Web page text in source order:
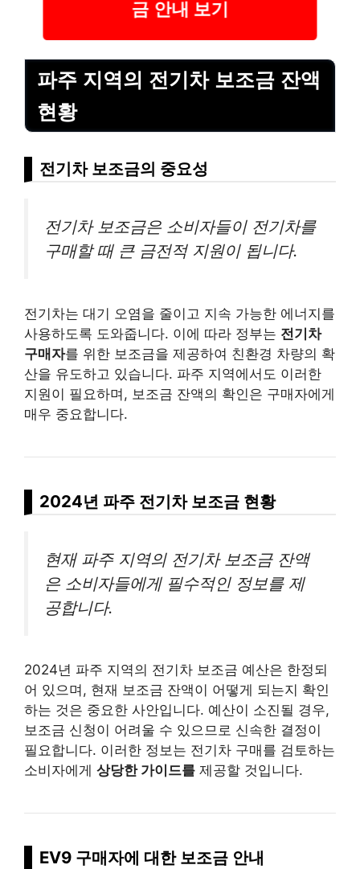
금 안내 보기
파주 지역의 전기차 보조금 잔액
현황
전기차 보조금의 중요성
전기차 보조금은 소비자들이 전기차를
구매할 때 큰 금전적 지원이 됩니다.
전기차는 대기 오염을 줄이고 지속 가능한 에너지를
사용하도록 도와줍니다. 이에 따라 정부는 전기차
구매자를 위한 보조금을 제공하여 친환경 차량의 확
산을 유도하고 있습니다. 파주 지역에서도 이러한
지원이 필요하며, 보조금 잔액의 확인은 구매자에게
매우 중요합니다.
2024년 파주 전기차 보조금 현황
현재 파주 지역의 전기차 보조금 잔액
은 소비자들에게 필수적인 정보를 제
공합니다.
2024년 파주 지역의 전기차 보조금 예산은 한정되
어 있으며, 현재 보조금 잔액이 어떻게 되는지 확인
하는 것은 중요한 사안입니다. 예산이 소진될 경우,
보조금 신청이 어려울 수 있으므로 신속한 결정이
필요합니다. 이러한 정보는 전기차 구매를 검토하는
소비자에게 상당한 가이드를 제공할 것입니다.
EV9 구매자에 대한 보조금 안내